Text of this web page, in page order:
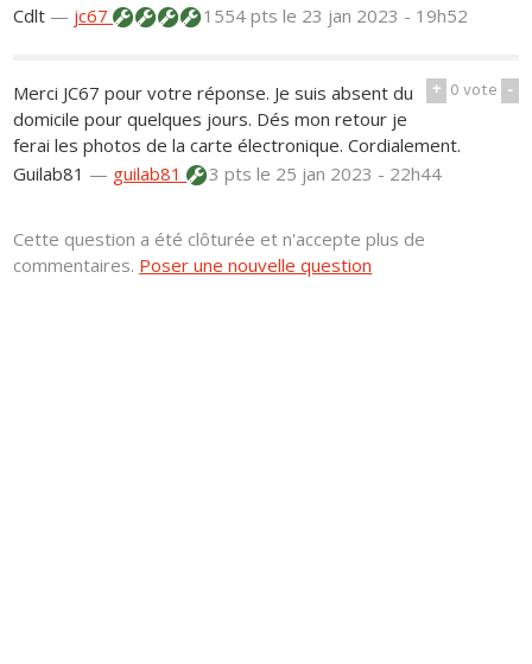
Cdlt — jc67 1554 ptsle 23 jan 2023 - 19h52
+ 0vote -
Merci JC67 pour votre réponse. Je suis absent du
domicile pour quelques jours. Dés mon retour je
ferai les photos de la carte électronique. Cordialement.
Guilab81 — guilab81 3 ptsle 25 jan 2023 - 22h44
Cette question a été clôturée et n'accepte plus de
commentaires. Poser une nouvelle question